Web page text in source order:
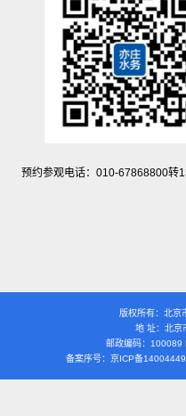
预约参观电话：010-67868800转
版权所有：北京
地 址：北京
邮政编码：100089
备案序号：京ICP备